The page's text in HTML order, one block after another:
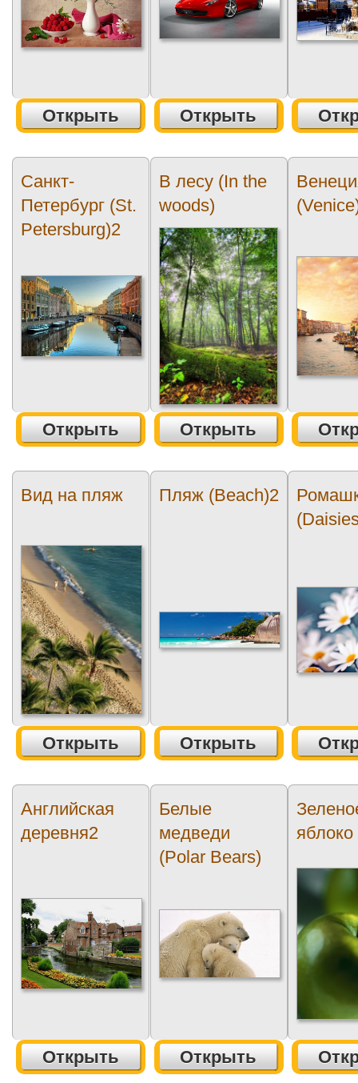
Открыть Открыть
Санкт-
Петербург (St.
Petersburg)2
Открыть
В лесу (In the
woods)
Открыть
Вид на пляж
Открыть
Пляж (Beach)2
Открыть
Английская
деревня2
Открыть
Белые
медведи
(Polar Bears)
Открыть
яблоко